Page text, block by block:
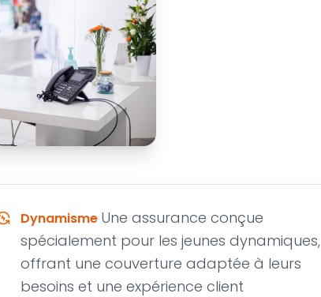
Dynamisme Une assurance conçue
spécialement pour les jeunes dynamiques,
offrant une couverture adaptée à leurs
besoins et une expérience client